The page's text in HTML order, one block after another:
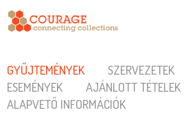
GYŰJTEMÉNYEK SZERVEZETEK
ESEMÉNYEK
AJÁNLOTT TÉTELEK
ALAPVETŐ INFORMÁCIÓK